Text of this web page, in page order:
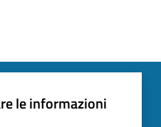
le informazioni